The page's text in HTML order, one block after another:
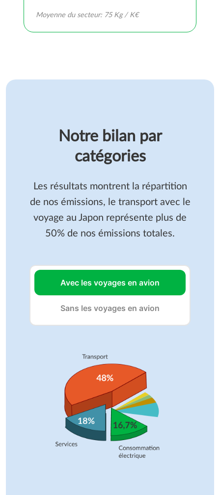
Moyenne du secteur: 75 Kg / K€
Notre bilan par
catégories
Les résultats montrent la répartition
de nos émissions, le transport avec le
voyage au Japon représente plus de
50% de nos émissions totales.
Avec les voyages en avion
Sans les voyages en avion